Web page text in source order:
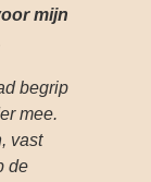
mijn
begrip
mee.
vast
de